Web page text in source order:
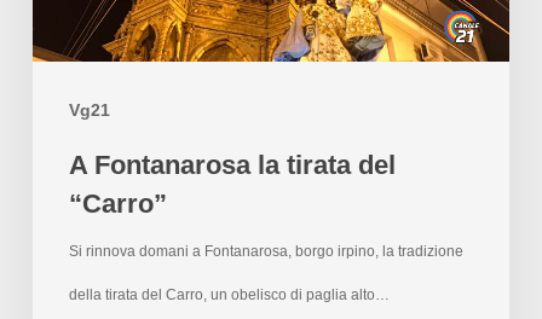
Vg21
A Fontanarosa la tirata del
“Carro”
Si rinnova domani a Fontanarosa, borgo irpino, la tradizione
della tirata del Carro, un obelisco di paglia alto…